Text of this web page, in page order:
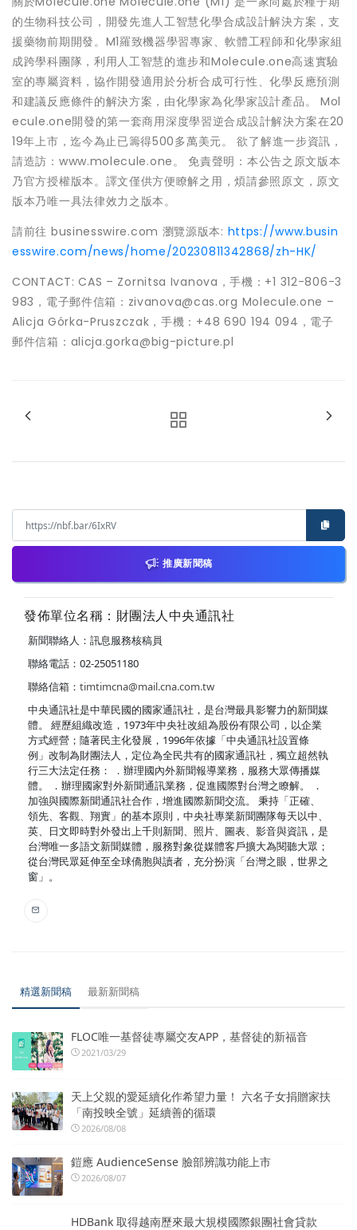
的生物科技公司，開發先進人工智慧化學合成設計解決方案，支
援藥物前期開發。M1羅致機器學習專家、軟體工程師和化學家組
成跨學科團隊，利用人工智慧的進步和Molecule.one高速實驗
室的專屬資料，協作開發適用於分析合成可行性、化學反應預測
和建議反應條件的解決方案，由化學家為化學家設計產品。 Mol
ecule.one開發的第一套商用深度學習逆合成設計解決方案在20
19年上市，迄今為止已籌得500多萬美元。 欲了解進一步資訊，
請造訪：www.molecule.one。 免責聲明：本公告之原文版本
乃官方授權版本。譯文僅供方便瞭解之用，煩請參照原文，原文
版本乃唯一具法律效力之版本。
請前往 businesswire.com 瀏覽源版本: https://www.busin
esswire.com/news/home/20230811342868/zh-HK/
CONTACT: CAS – Zornitsa Ivanova，手機：+1 312-806-3
983，電子郵件信箱：zivanova@cas.org Molecule.one –
Alicja Górka-Pruszczak，手機：+48 690 194 094，電子
郵件信箱：alicja.gorka@big-picture.pl
推廣新聞稿
發佈單位名稱：財團法人中央通訊社
新聞聯絡人：訊息服務核稿員
聯絡電話：02-25051180
聯絡信箱： timtimcna@mail.cna.com.tw
中央通訊社是中華民國的國家通訊社，是台灣最具影響力的新聞媒
體。 經歷組織改造，1973年中央社改組為股份有限公司，以企業
方式經營；隨著民主化發展，1996年依據「中央通訊社設置條
例」改制為財團法人，定位為全民共有的國家通訊社，獨立超然執
行三大法定任務： ．辦理國內外新聞報導業務，服務大眾傳播媒
體。 ．辦理國家對外新聞通訊業務，促進國際對台灣之瞭解。 ．
加強與國際新聞通訊社合作，增進國際新聞交流。 秉持「正確、
領先、客觀、翔實」的基本原則，中央社專業新聞團隊每天以中、
英、日文即時對外發出上千則新聞、照片、圖表、影音與資訊，是
台灣唯一多語文新聞媒體，服務對象從媒體客戶擴大為閱聽大眾；
從台灣民眾延伸至全球僑胞與讀者，充分扮演「台灣之眼，世界之
窗」。
精選新聞稿 最新新聞稿
FLOC唯一基督徒專屬交友APP，基督徒的新福音
2021/03/29
天上父親的愛延續化作希望力量！ 六名子女捐贈家扶
「南投映全號」延續善的循環
2026/08/08
鎧應 AudienceSense 臉部辨識功能上市
2026/08/07
HDBank 取得越南歷來最大規模國際銀團社會貸款